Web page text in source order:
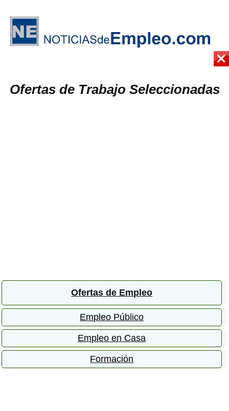
Ofertas de Trabajo Seleccionadas
Ofertas de Empleo
Empleo Público
Empleo en Casa
Formación